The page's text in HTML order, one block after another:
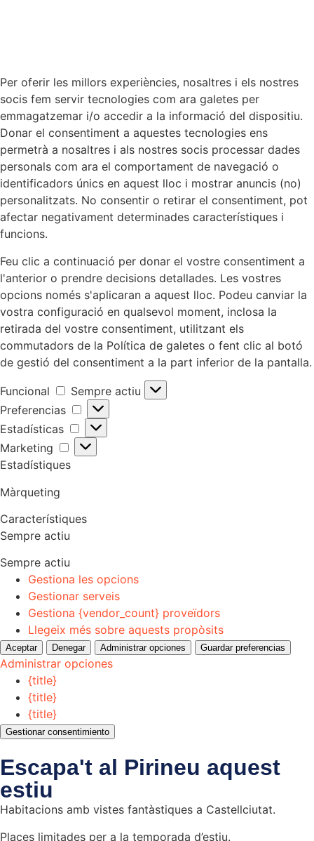
Per oferir les millors experiències, nosaltres i els nostres
socis fem servir tecnologies com ara galetes per
emmagatzemar i/o accedir a la informació del dispositiu.
Donar el consentiment a aquestes tecnologies ens
permetrà a nosaltres i als nostres socis processar dades
personals com ara el comportament de navegació o
identificadors únics en aquest lloc i mostrar anuncis (no)
personalitzats. No consentir o retirar el consentiment, pot
afectar negativament determinades característiques i
funcions.
Feu clic a continuació per donar el vostre consentiment a
l'anterior o prendre decisions detallades. Les vostres
opcions només s'aplicaran a aquest lloc. Podeu canviar la
vostra configuració en qualsevol moment, inclosa la
retirada del vostre consentiment, utilitzant els
commutadors de la Política de galetes o fent clic al botó
de gestió del consentiment a la part inferior de la pantalla.
Funcional
Sempre actiu
Preferencias
Estadísticas
Marketing
Estadístiques
Màrqueting
Característiques
Sempre actiu
Sempre actiu
Gestiona les opcions
Gestionar serveis
Gestiona {vendor_count} proveïdors
Llegeix més sobre aquests propòsits
Aceptar Denegar Administrar opciones Guardar preferencias
Administrar opciones
{title}
{title}
{title}
Gestionar consentimiento
Escapa't al Pirineu aquest
estiu
Habitacions amb vistes fantàstiques a Castellciutat.
Places limitades per a la temporada d’estiu.